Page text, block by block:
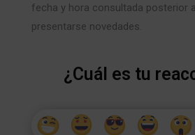
fecha y hora consultada posterior
presentarse novedades.
¿Cuál es tu